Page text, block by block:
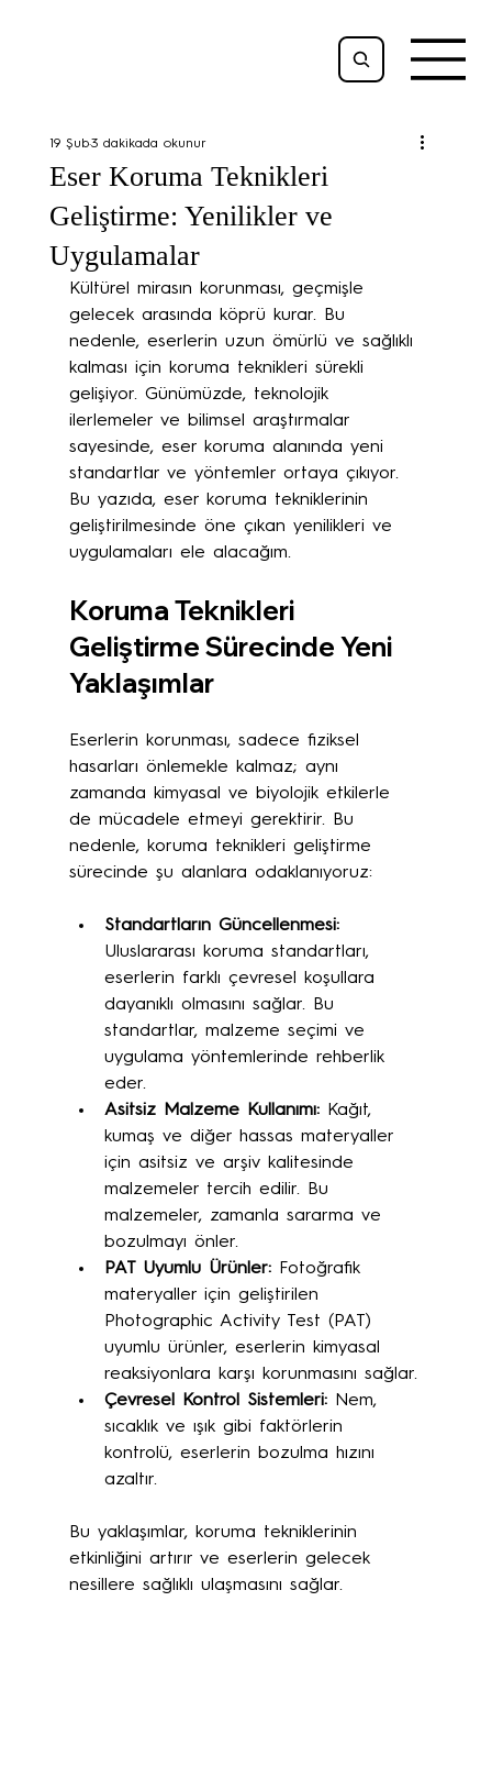
Eser Koruma Teknikleri
Geliştirme: Yenilikler ve
Uygulamalar
19 Şub3 dakikada okunur
Kültürel mirasın korunması, geçmişle
gelecek arasında köprü kurar. Bu
nedenle, eserlerin uzun ömürlü ve sağlıklı
kalması için koruma teknikleri sürekli
gelişiyor. Günümüzde, teknolojik
ilerlemeler ve bilimsel araştırmalar
sayesinde, eser koruma alanında yeni
standartlar ve yöntemler ortaya çıkıyor.
Bu yazıda, eser koruma tekniklerinin
geliştirilmesinde öne çıkan yenilikleri ve
uygulamaları ele alacağım.
Koruma Teknikleri
Geliştirme Sürecinde Yeni
Yaklaşımlar
Eserlerin korunması, sadece fiziksel
hasarları önlemekle kalmaz; aynı
zamanda kimyasal ve biyolojik etkilerle
de mücadele etmeyi gerektirir. Bu
nedenle, koruma teknikleri geliştirme
sürecinde şu alanlara odaklanıyoruz:
Standartların Güncellenmesi:
Uluslararası koruma standartları,
eserlerin farklı çevresel koşullara
dayanıklı olmasını sağlar. Bu
standartlar, malzeme seçimi ve
uygulama yöntemlerinde rehberlik
eder.
Asitsiz Malzeme Kullanımı: Kağıt,
kumaş ve diğer hassas materyaller
için asitsiz ve arşiv kalitesinde
malzemeler tercih edilir. Bu
malzemeler, zamanla sararma ve
bozulmayı önler.
PAT Uyumlu Ürünler: Fotoğrafik
materyaller için geliştirilen
Photographic Activity Test (PAT)
uyumlu ürünler, eserlerin kimyasal
reaksiyonlara karşı korunmasını sağlar.
Çevresel Kontrol Sistemleri: Nem,
sıcaklık ve ışık gibi faktörlerin
kontrolü, eserlerin bozulma hızını
azaltır.
Bu yaklaşımlar, koruma tekniklerinin
etkinliğini artırır ve eserlerin gelecek
nesillere sağlıklı ulaşmasını sağlar.